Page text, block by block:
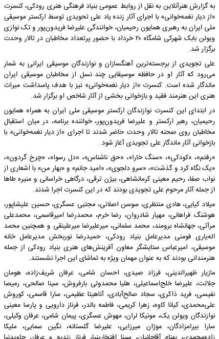
به گزارش هنرآنلاین به نقل از روابط عمومی بنیاد فرهنگی هنری رودکی، کنسرت
«از دیار نغمه‌خوانی» با اجرای آثار زنده یاد علی تحویدی توسط ارکستر موسیقی
ملی ایران به رهبری همایون رحیمیان، خوانندگی علیرضا فریدون‌پور و تک نوازی
ویولن بابک شهرکی شامگاه ۲۰ خرداد با حضور پرتعداد مخاطبان در تالار وحدت
برگزار شد.
علی تجویدی از برجسته‌ترین آهنگسازان و نوازندگان موسیقی ایرانی به شمار
می‌رود که آثار او در حافظه موسیقایی چند نسل از مخاطبان موسیقی ایران
ماندگار شده است. کنسرت «از دیار نغمه‌خوانی» نیز با هدف پاسداشت میراث
هنری این هنرمند فقید و بازخوانی بخشی از آثار شاخص او برگزار شد.
در ابتدای این کنسرت نوازندگان ارکستر موسیقی ملی ایران به همراه همایون
رحیمیان، رهبر ارکستر و علیرضا فریدون‌پور، خواننده برنامه، در میان استقبال
مخاطبان روی صحنه تالار وحدت حاضر شدند تا اجرای «از دیار نغمه‌خوانی» با
بازخوانی آثار ماندگار علی تجویدی آغاز شود.
«رفتم»، «کودکی»، «سنگ خارا»، «حق ناشناس»، «دل رسوا»، «چرخ گردون»،
«یک نگاه کرد و گذشت»، «سرو دلجوی»، «امید جانم» و «بهار من» با اشعاری از
نواب صفا، رحیم معینی کرمانشاهی، بیژن ترقی، درگاهی خراسانی و منیره طاها
از جمله آثار مرحوم علی تجویدی بودند که در این کنسرت اجرا شدند.
میلاد کیایی، هادی منتظری، سوسن اصلانی، مجتبی عسگری، حسین علیشاپور،
هوشنگ فراهانی، مهیار شادروان، رضا خرم، محمدرضا امیرقاسمی، محمدعلی
مرآتی، جهانشاه برومند، محمد سلمانی، میرعلیرضا میرعلینقی و همچنین محمد
اله‌یاری فومنی مدیرعامل بنیاد رودکی، حمیدرضا نوربخش مدیرعامل خانه
موسیقی، امیرعباس ستایشگر معاون آفرینش‌های هنری بنیاد رودکی از جمله
هنرمندانی بودند که به عنوان مهمان ویژه به تماشای این اجرا نشستند.
مازیار ظهیرالدینی، فرزاد صیدی، احسان شامی، عرفان شریف‌زاده، هومان
جلالت، علیرضا خلج‌اسماعیلی، هلیا محمدولی بارفروش، سینا صالحی، رمیصا
نفیسی، فرید ذاکری، سجاد صالح‌آبادی، آناهیتا عظیمی، سارا قاسمی، کوروش
علی‌محمدی، کیانا کاوه، زهرا کریمی، فاطمه بالدر، فرناز دارویی و پارسا معینی
نوازندگان ویولن یک، مونیکا لران، مهوش عسگری، پیمان شامی، عرفان وکیلی،
سارا بیرامزادگان، موژان میرزایی، علیرضا گلستانه، نگین سمایی، ملیکا